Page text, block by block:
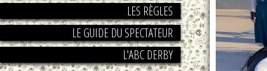
LES RÈGLES
LE GUIDE DU SPECTATEUR
L'ABC DERBY